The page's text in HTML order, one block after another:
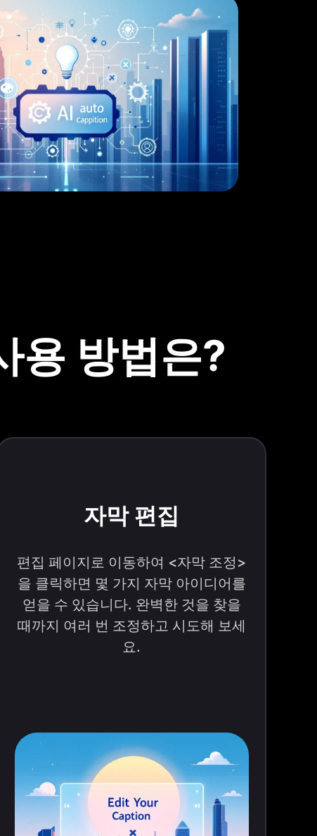
방법은?
자막 편집
편집 페이지로 이동하여 <자막 조정>
을 클릭하면 몇 가지 자막 아이디어를
얻을 수 있습니다. 완벽한 것을 찾을
때까지 여러 번 조정하고 시도해 보세
요.